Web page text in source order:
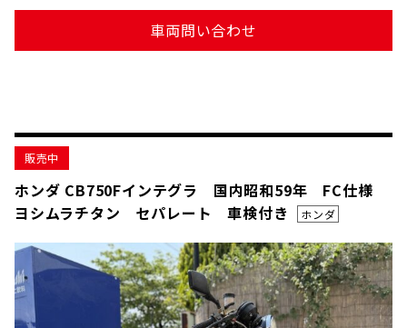
車両問い合わせ
販売中
ホンダ CB750Fインテグラ 国内昭和59年 FC仕様
ヨシムラチタン セパレート 車検付き
ホンダ